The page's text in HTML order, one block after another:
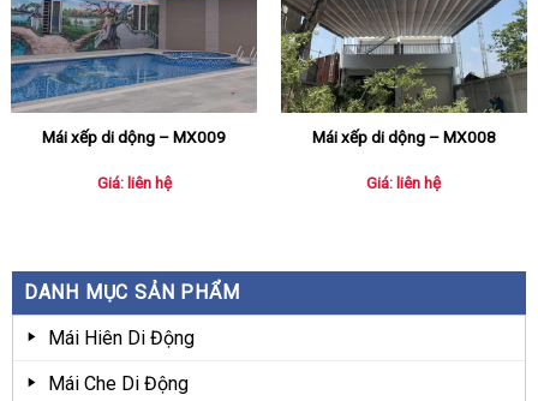
DANH MỤC SẢN PHẨM
Mái Hiên Di Động
Mái Che Di Động
Mái xếp di dộng – MX009
Giá: liên hệ
Mái xếp di dộng – MX008
Giá: liên hệ